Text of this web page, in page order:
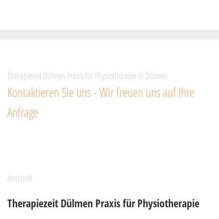
Therapiezeit Dülmen Praxis für Physiotherapie in Dülmen
Kontaktieren Sie uns - Wir freuen uns auf Ihre
Anfrage
Anschrift
Therapiezeit Dülmen Praxis für Physiotherapie